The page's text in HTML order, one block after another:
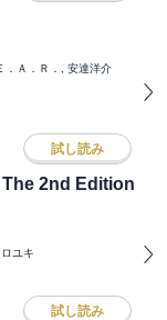
．Ａ．Ｒ．, 安達洋介
試し読み
The 2nd Edition
ユキ
試し読み